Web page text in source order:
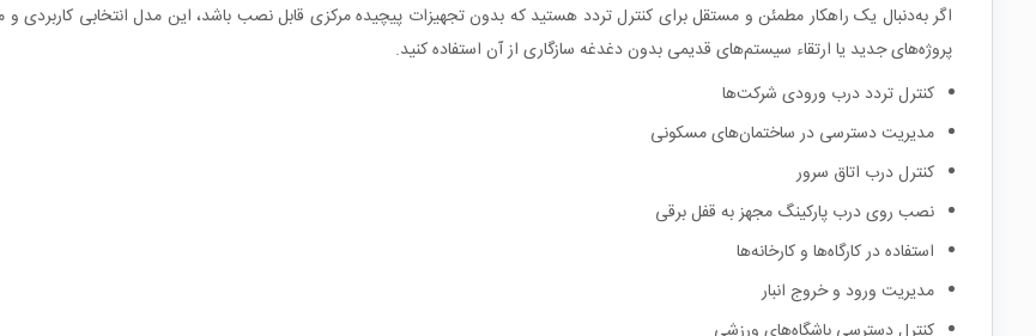
اگر به‌دنبال یک راهکار مطمئن و مستقل برای کنترل تردد هستید که بدون تجهیزات پیچیده مرکزی قابل نصب باشد، این مدل انتخابی
پروژه‌های جدید یا ارتقاء سیستم‌های قدیمی بدون دغدغه سازگاری از آن استفاده کنید.
کنترل تردد درب ورودی شرکت‌ها
مدیریت دسترسی در ساختمان‌های مسکونی
کنترل درب اتاق سرور
نصب روی درب پارکینگ مجهز به قفل برقی
استفاده در کارگاه‌ها و کارخانه‌ها
مدیریت ورود و خروج انبار